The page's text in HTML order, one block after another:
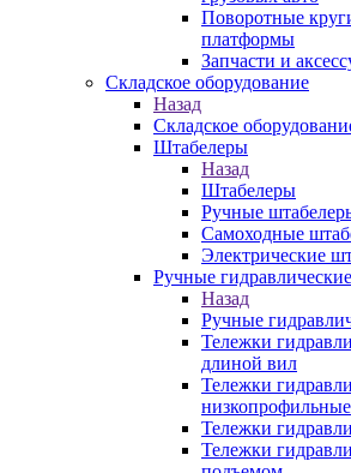
Поворотные
платформы
Запчасти и
Складское оборудование
Назад
Складское
Штабелеры
Назад
Штабелеры
Ручные
Самоходные
Электрические
Ручные
Назад
Ручные
Тележки
длиной вил
Тележки
низкопрофильные
Тележки
Тележки